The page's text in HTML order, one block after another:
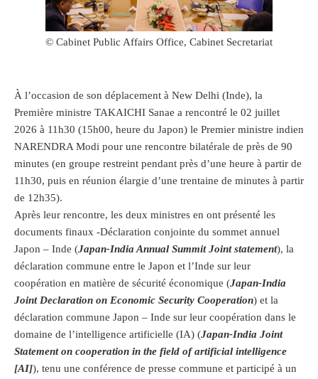
© Cabinet Public Affairs Office, Cabinet Secretariat
À l’occasion de son déplacement à New Delhi (Inde), la
Première ministre TAKAICHI Sanae a rencontré le 02 juillet
2026 à 11h30 (15h00, heure du Japon) le Premier ministre indien
NARENDRA Modi pour une rencontre bilatérale de près de 90
minutes (en groupe restreint pendant près d’une heure à partir de
11h30, puis en réunion élargie d’une trentaine de minutes à partir
de 12h35).
Après leur rencontre, les deux ministres en ont présenté les
documents finaux -Déclaration conjointe du sommet annuel
Japon – Inde (Japan-India Annual Summit Joint statement), la
déclaration commune entre le Japon et l’Inde sur leur
coopération en matière de sécurité économique (Japan-India
Joint Declaration on Economic Security Cooperation) et la
déclaration commune Japon – Inde sur leur coopération dans le
domaine de l’intelligence artificielle (IA) (Japan-India Joint
Statement on cooperation in the field of artificial intelligence
[AI]), tenu une conférence de presse commune et participé à un